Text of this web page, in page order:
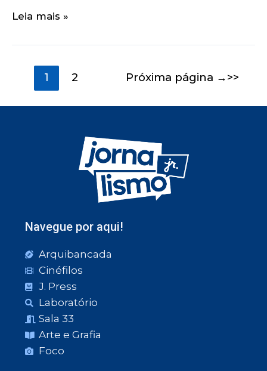
Leia mais »
1 2 Próxima página →
Navegue por aqui!
Arquibancada
Cinéfilos
J. Press
Laboratório
Sala 33
Arte e Grafia
Foco